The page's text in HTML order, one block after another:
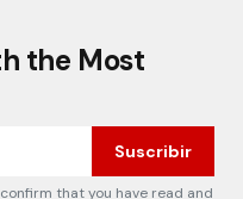
the Most
Suscribir
that you have read and